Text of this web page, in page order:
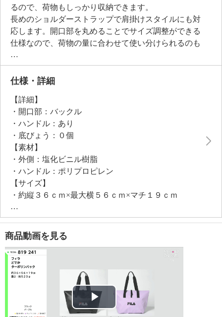
るので、荷物もしっかり収納できます。
長めのショルダーストラップで肩掛けスタイルにも対
応します。開口部を丸めることでサイズ調整ができる
仕様なので、荷物の量に合わせて使い分けられるのも
うれしいポイント。
スポーティーなデザインにブランドロゴが映え、カジ
ュアルなコーディネイトにもぴったり。荷物が多い日
仕様・詳細
【詳細】
・開口部：バックル
・ハンドル：あり
・底びょう：０個
【素材】
・外側：塩化ビニル樹脂
・ハンドル：ポリプロピレン
【サイズ】
・約縦３６ｃｍ×最大横５６ｃｍ×マチ１９ｃｍ
・ハンドル立ち上がり：約２６ｃｍ
・Ｂ４サイズ：可
・開口部オープン使用時：約縦４７ｃｍ
【重さ】
・約５２０ｇ
【原産国（地）】
・中国製
商品動画を見る
Play